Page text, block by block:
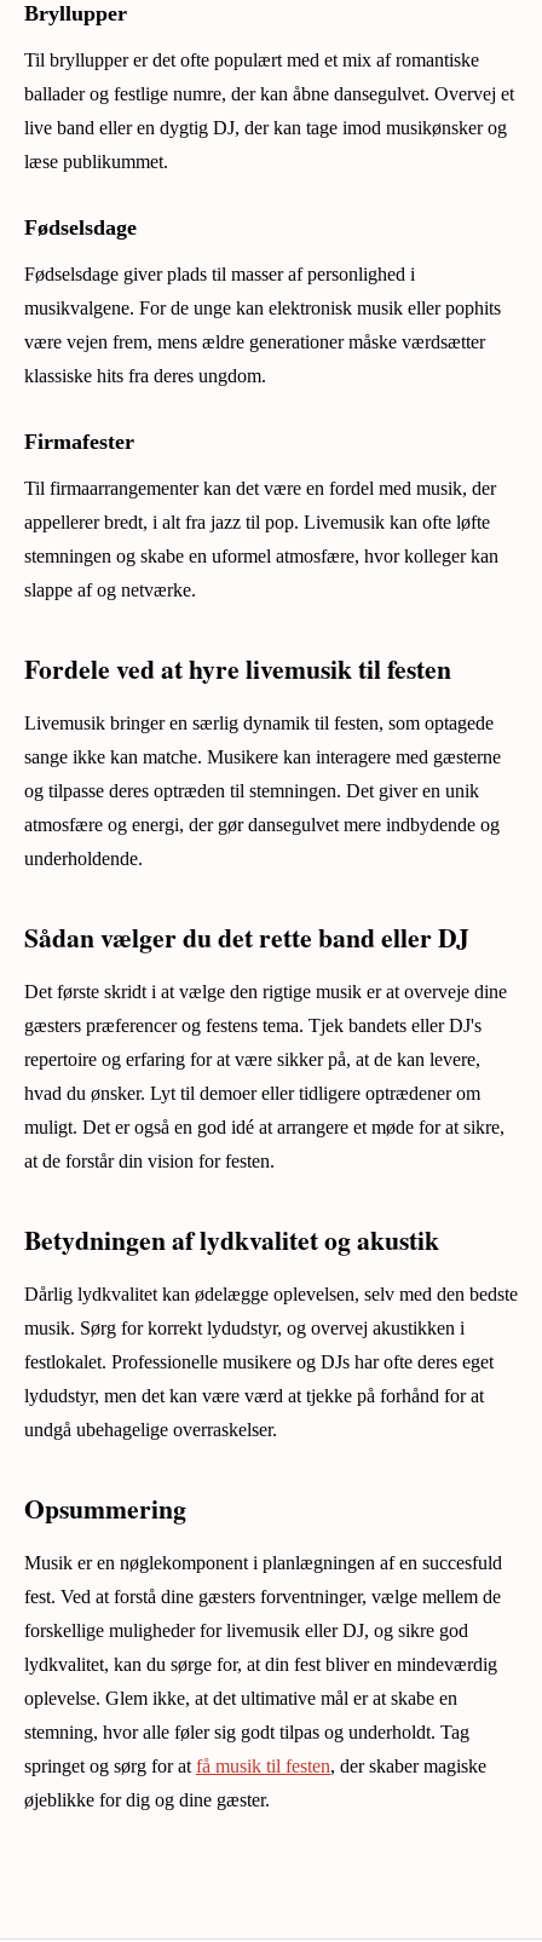
Bryllupper
Til bryllupper er det ofte populært med et mix af romantiske
ballader og festlige numre, der kan åbne dansegulvet. Overvej et
live band eller en dygtig DJ, der kan tage imod musikønsker og
læse publikummet.
Fødselsdage
Fødselsdage giver plads til masser af personlighed i
musikvalgene. For de unge kan elektronisk musik eller pophits
være vejen frem, mens ældre generationer måske værdsætter
klassiske hits fra deres ungdom.
Firmafester
Til firmaarrangementer kan det være en fordel med musik, der
appellerer bredt, i alt fra jazz til pop. Livemusik kan ofte løfte
stemningen og skabe en uformel atmosfære, hvor kolleger kan
slappe af og netværke.
Fordele ved at hyre livemusik til festen
Livemusik bringer en særlig dynamik til festen, som optagede
sange ikke kan matche. Musikere kan interagere med gæsterne
og tilpasse deres optræden til stemningen. Det giver en unik
atmosfære og energi, der gør dansegulvet mere indbydende og
underholdende.
Sådan vælger du det rette band eller DJ
Det første skridt i at vælge den rigtige musik er at overveje dine
gæsters præferencer og festens tema. Tjek bandets eller DJ's
repertoire og erfaring for at være sikker på, at de kan levere,
hvad du ønsker. Lyt til demoer eller tidligere optrædener om
muligt. Det er også en god idé at arrangere et møde for at sikre,
at de forstår din vision for festen.
Betydningen af lydkvalitet og akustik
Dårlig lydkvalitet kan ødelægge oplevelsen, selv med den bedste
musik. Sørg for korrekt lydudstyr, og overvej akustikken i
festlokalet. Professionelle musikere og DJs har ofte deres eget
lydudstyr, men det kan være værd at tjekke på forhånd for at
undgå ubehagelige overraskelser.
Opsummering
Musik er en nøglekomponent i planlægningen af en succesfuld
fest. Ved at forstå dine gæsters forventninger, vælge mellem de
forskellige muligheder for livemusik eller DJ, og sikre god
lydkvalitet, kan du sørge for, at din fest bliver en mindeværdig
oplevelse. Glem ikke, at det ultimative mål er at skabe en
stemning, hvor alle føler sig godt tilpas og underholdt. Tag
springet og sørg for at få musik til festen, der skaber magiske
øjeblikke for dig og dine gæster.